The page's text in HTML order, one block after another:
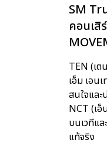
SM
คอนเสิ
TEN (เ
เอ็ม เอน
สนใจและ
NCT (เอ็
บนเวทีแ
แท้จริง